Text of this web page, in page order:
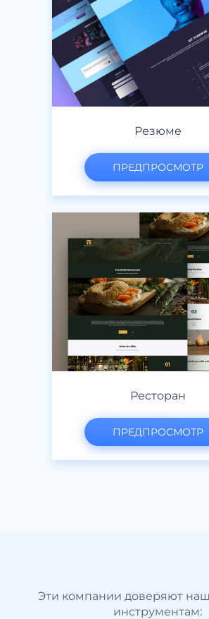
Резюме
ПРЕДПРОСМОТР
Ресторан
ПРЕДПРОСМОТР
Эти компании доверяют
инструментам: